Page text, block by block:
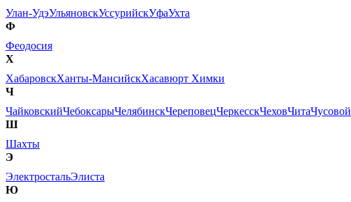
Улан-УдэУльяновскУссурийскУфаУхта
Ф
Феодосия
Х
ХабаровскХанты-МансийскХасавюрт Химки
Ч
ЧайковскийЧебоксарыЧелябинскЧереповецЧеркесскЧеховЧитаЧусовой
Ш
Шахты
Э
ЭлектростальЭлиста
Ю